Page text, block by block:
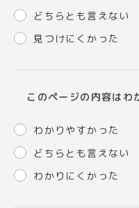
どちらとも言えない
見つけにくかった
このページの内容はわ
わかりやすかった
どちらとも言えない
わかりにくかった